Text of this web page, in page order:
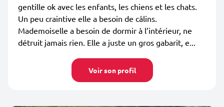
gentille ok avec les enfants, les chiens et les chats.
Un peu craintive elle a besoin de câlins.
Mademoiselle a besoin de dormir à l’intérieur, ne
détruit jamais rien. Elle a juste un gros gabarit, e...
Voir son profil